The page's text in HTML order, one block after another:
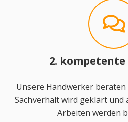
2.
Unsere Handwerker
Sachverhalt wird geklärt
Arbeiten werden